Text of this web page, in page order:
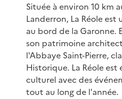
Située à environ 10 km
Landerron, La Réole
au bord de la Garonne.
son patrimoine
l'Abbaye Saint-Pierre,
Historique. La Réole
culturel avec des
tout au long de l'année.